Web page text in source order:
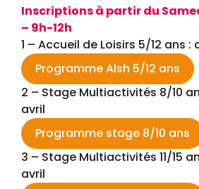
Inscriptions à partir du
– 9h-12h
1 – Accueil de Loisirs 5/12 ans :
Programme Alsh 5/12 ans
2 – Stage Multiactivités 8/10
avril
Programme stage 8/10 ans
3 – Stage Multiactivités 11/15
avril